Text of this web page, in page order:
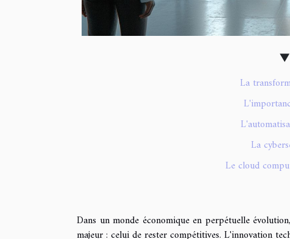
La
La
Le cloud
Dans un monde économique en perpétuelle
majeur : celui de rester compétitives. L'innovation